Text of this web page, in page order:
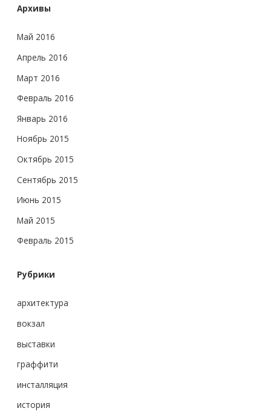
Архивы
Май 2016
Апрель 2016
Март 2016
Февраль 2016
Январь 2016
Ноябрь 2015
Октябрь 2015
Сентябрь 2015
Июнь 2015
Май 2015
Февраль 2015
Рубрики
архитектура
вокзал
выставки
граффити
инсталляция
история